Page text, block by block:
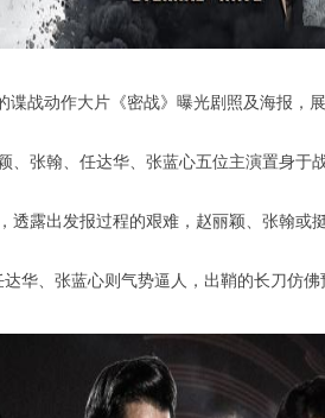
谍战动作大片《密战》曝光剧照及海报，
、张翰、任达华、张蓝心五位主演置身于
透露出发报过程的艰难，赵丽颖、张翰或
华、张蓝心则气势逼人，出鞘的长刀仿佛